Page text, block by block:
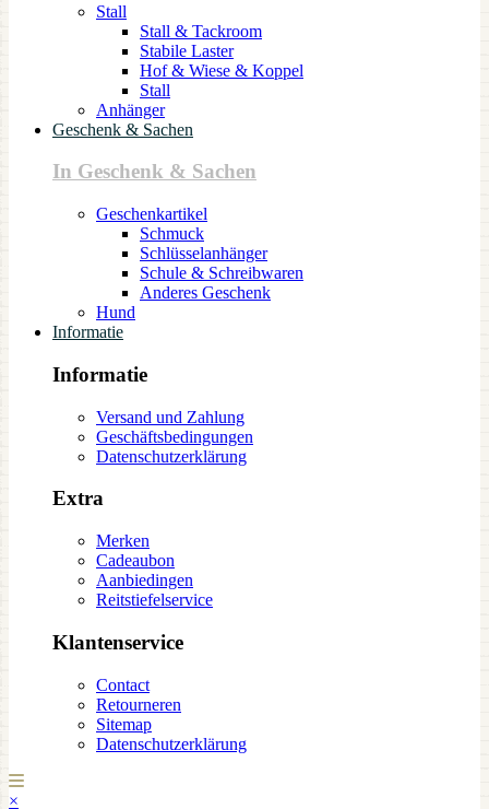
Stall
Stall & Tackroom
Stabile Laster
Hof & Wiese & Koppel
Stall
Anhänger
Geschenk & Sachen
In Geschenk & Sachen
Geschenkartikel
Schmuck
Schlüsselanhänger
Schule & Schreibwaren
Anderes Geschenk
Hund
Informatie
Informatie
Versand und Zahlung
Geschäftsbedingungen
Datenschutzerklärung
Extra
Merken
Cadeaubon
Aanbiedingen
Reitstiefelservice
Klantenservice
Contact
Retourneren
Sitemap
Datenschutzerklärung
×